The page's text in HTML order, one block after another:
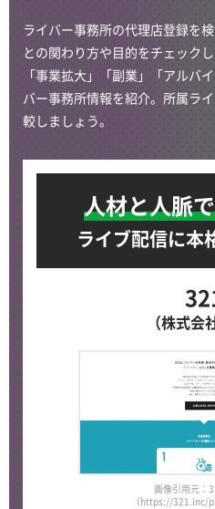
ライバー事務所の代理店登録を
との関わり方や目的をチェック
「事業拡大」「副業」「アルバ
バー事務所情報を紹介。所属ラ
較しましょう。
人材と人脈
ライブ配信に本
（株式会
画像引用元：
（https://321.inc/